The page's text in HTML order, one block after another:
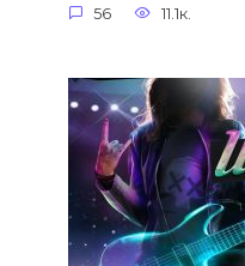
56 11.1к.